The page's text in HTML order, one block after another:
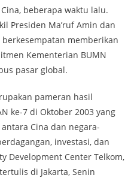
beberapa waktu lalu.
Presiden Ma’ruf Amin dan
memberikan
Kementerian BUMN
pasar global.
pameran hasil
ke-7 di Oktober 2003 yang
Cina dan negara-
investasi, dan
Development Center Telkom,
di Jakarta, Senin